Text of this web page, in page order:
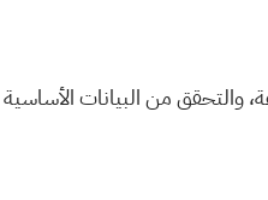
والتحقق من البيانات